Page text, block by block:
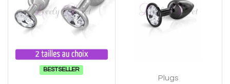
BESTSELLER
Plugs